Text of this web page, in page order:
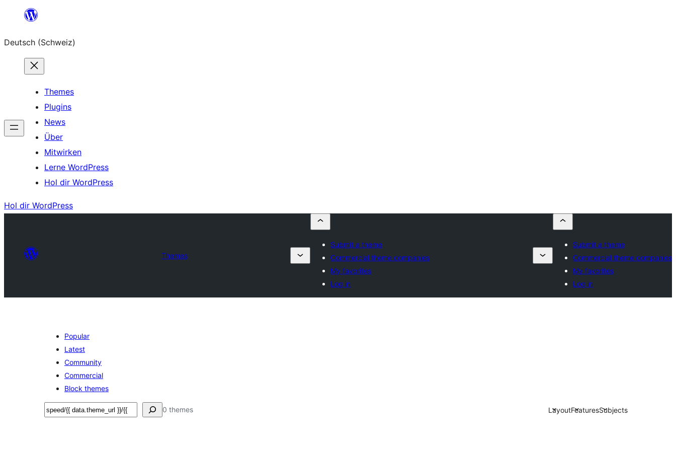
springen
Deutsch (Schweiz)
Themes
Plugins
News
Über
Mitwirken
Lerne WordPress
Hol dir WordPress
Hol dir WordPress
Themes
Submit a theme
Commercial theme companies
My favorites
Log in
Submit a theme
Commercial theme companies
My favorites
Log in
Popular
Latest
Community
Commercial
Block themes
Suchen 0 themes LayoutFeaturesSubjects